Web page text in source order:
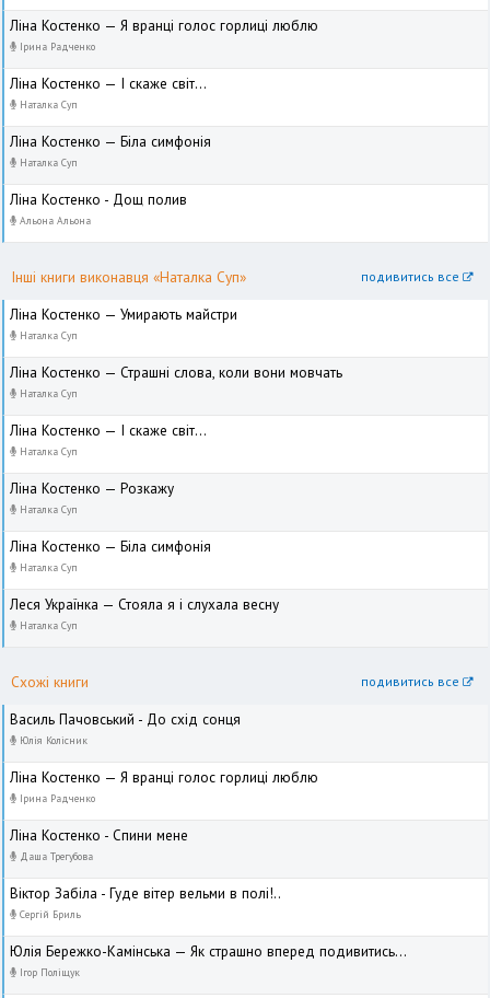
Ліна Костенко — Я вранці голос горлиці люблю
Ірина Радченко
Ліна Костенко — І скаже світ...
Наталка Суп
Ліна Костенко — Біла симфонія
Наталка Суп
Ліна Костенко - Дощ полив
Альона Альона
Інші книги виконавця «Наталка Суп» подивитись все
Ліна Костенко — Умирають майстри
Наталка Суп
Ліна Костенко — Страшні слова, коли вони мовчать
Наталка Суп
Ліна Костенко — І скаже світ...
Наталка Суп
Ліна Костенко — Розкажу
Наталка Суп
Ліна Костенко — Біла симфонія
Наталка Суп
Леся Українка — Стояла я і слухала весну
Наталка Суп
Схожі книги подивитись все
Василь Пачовський - До схід сонця
Юлія Колісник
Ліна Костенко — Я вранці голос горлиці люблю
Ірина Радченко
Ліна Костенко - Спини мене
Даша Трегубова
Віктор Забіла - Гуде вітер вельми в полі!..
Сергій Бриль
Юлія Бережко-Камінська — Як страшно вперед подивитись...
Ігор Поліщук